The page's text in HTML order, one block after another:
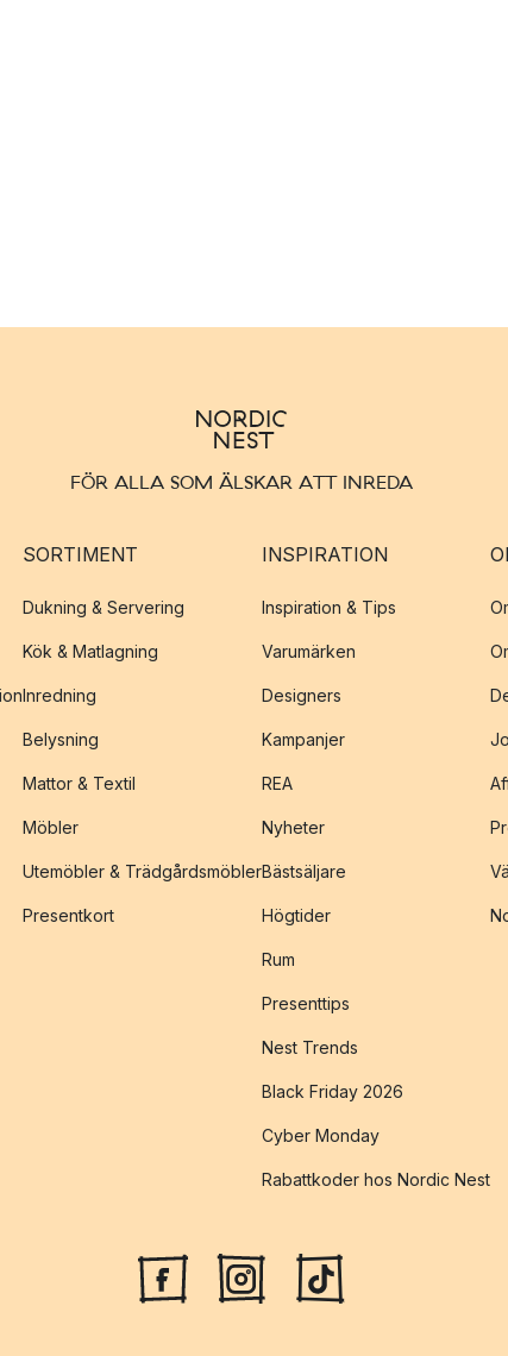
FÖR ALLA SOM ÄLSKAR ATT INREDA
SORTIMENT
Dukning & Servering
Kök & Matlagning
Inredning
Belysning
Mattor & Textil
Möbler
Utemöbler & Trädgårdsmöbler
Presentkort
INSPIRATION
Inspiration & Tips
Varumärken
Designers
Kampanjer
REA
Nyheter
Bästsäljare
Högtider
Rum
Presenttips
Nest Trends
Black Friday 2026
Cyber Monday
Rabattkoder hos Nordic Nest